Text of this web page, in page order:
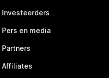
Investeerders
Pers en media
Partners
Affiliates